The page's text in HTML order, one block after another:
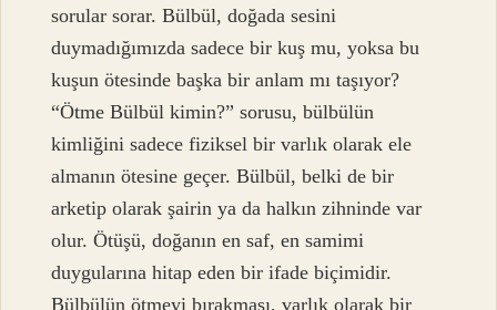
sorular sorar. Bülbül, doğada sesini
duymadığımızda sadece bir kuş mu, yoksa bu
kuşun ötesinde başka bir anlam mı taşıyor?
“Ötme Bülbül kimin?” sorusu, bülbülün
kimliğini sadece fiziksel bir varlık olarak ele
almanın ötesine geçer. Bülbül, belki de bir
arketip olarak şairin ya da halkın zihninde var
olur. Ötüşü, doğanın en saf, en samimi
duygularına hitap eden bir ifade biçimidir.
Bülbülün ötmeyi bırakması, varlık olarak bir